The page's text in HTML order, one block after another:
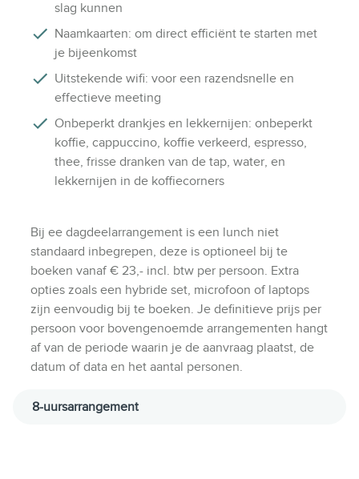
slag kunnen
Naamkaarten: om direct efficiënt te starten met
je bijeenkomst
Uitstekende wifi: voor een razendsnelle en
effectieve meeting
Onbeperkt drankjes en lekkernijen: onbeperkt
koffie, cappuccino, koffie verkeerd, espresso,
thee, frisse dranken van de tap, water, en
lekkernijen in de koffiecorners
Bij ee dagdeelarrangement is een lunch niet
standaard inbegrepen, deze is optioneel bij te
boeken vanaf € 23,- incl. btw per persoon. Extra
opties zoals een hybride set, microfoon of laptops
zijn eenvoudig bij te boeken. Je definitieve prijs per
persoon voor bovengenoemde arrangementen hangt
af van de periode waarin je de aanvraag plaatst, de
datum of data en het aantal personen.
8-uursarrangement